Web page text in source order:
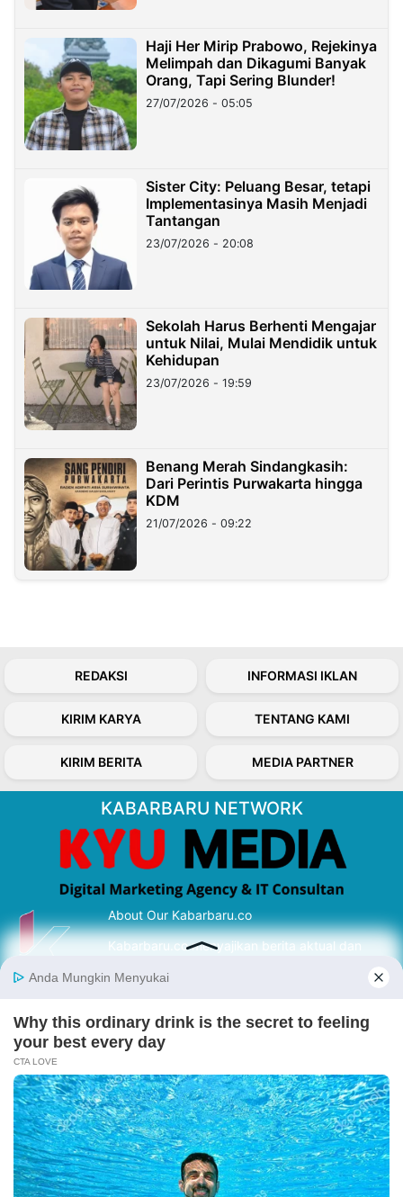
Haji Her Mirip Prabowo, Rejekinya
Melimpah dan Dikagumi Banyak
Orang, Tapi Sering Blunder!
27/07/2026 - 05:05
Sister City: Peluang Besar, tetapi
Implementasinya Masih Menjadi
Tantangan
23/07/2026 - 20:08
Sekolah Harus Berhenti Mengajar
untuk Nilai, Mulai Mendidik untuk
Kehidupan
23/07/2026 - 19:59
Benang Merah Sindangkasih:
Dari Perintis Purwakarta hingga
KDM
21/07/2026 - 09:22
REDAKSI INFORMASI IKLAN
KIRIM KARYA TENTANG KAMI
KIRIM BERITA MEDIA PARTNER
KABARBARU NETWORK
About Our Kabarbaru.co
Kabarbaru.co menyajikan berita aktual dan
serta terverifikasi dari sumber yang tepat.
Follow Kabarbaru
Kabarbaru.co
Copyright © 2026. All rights reserved